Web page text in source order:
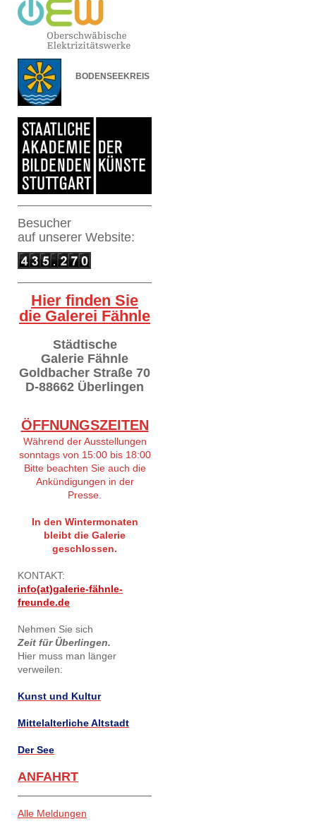
BODENSEEKREIS
Besucher
auf unserer Website:
Hier finden Sie
die Galerei Fähnle
Städtische
Galerie Fähnle
Goldbacher Straße 70
D-88662 Überlingen
ÖFFNUNGSZEITEN
Während der Ausstellungen
sonntags von 15:00 bis 18:00
Bitte beachten Sie auch die
Ankündigungen in der
Presse.
In den Wintermonaten
bleibt die Galerie
geschlossen.
KONTAKT:
info(at)galerie-fähnle-
freunde.de
Nehmen Sie sich
Zeit für Überlingen.
Hier muss man länger
verweilen:
Kunst und Kultur
Mittelalterliche Altstadt
Der See
ANFAHRT
Alle Meldungen